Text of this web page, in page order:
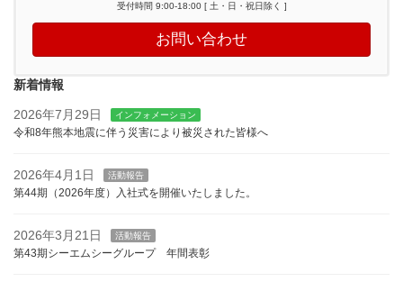
受付時間 9:00-18:00 [ 土・日・祝日除く ]
お問い合わせ
新着情報
2026年7月29日 インフォメーション
令和8年熊本地震に伴う災害により被災された皆様へ
2026年4月1日 活動報告
第44期（2026年度）入社式を開催いたしました。
2026年3月21日 活動報告
第43期シーエムシーグループ 年間表彰